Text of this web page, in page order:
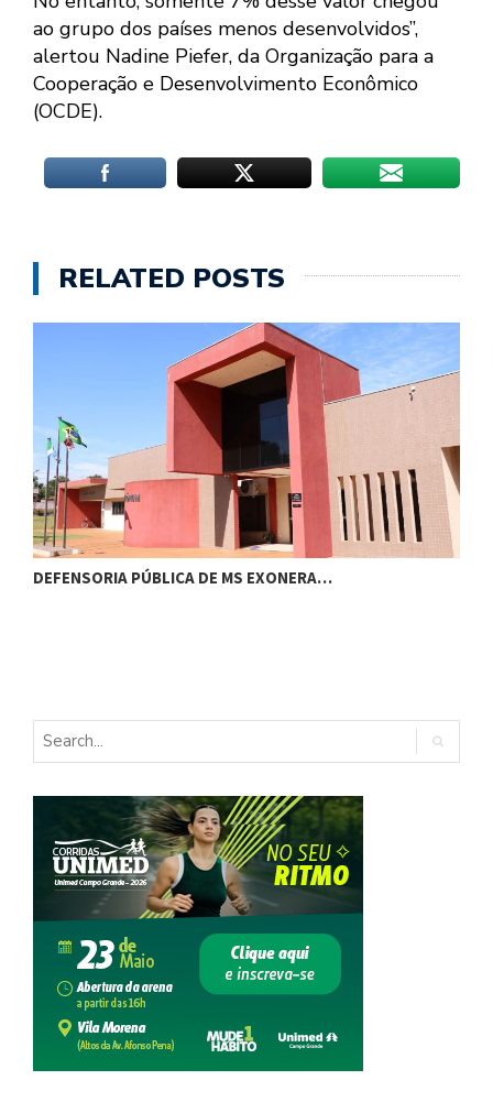
ao grupo dos países menos desenvolvidos”,
alertou Nadine Piefer, da Organização para a
Cooperação e Desenvolvimento Econômico
(OCDE).
RELATED POSTS
DEFENSORIA PÚBLICA DE MS EXONERA…